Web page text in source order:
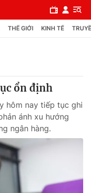
THẾ GIỚI KINH TẾ
ổn định
hôm nay tiếp tục ghi
ánh xu hướng
ngân hàng.